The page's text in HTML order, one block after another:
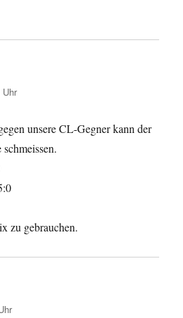
Uhr
unsere CL-Gegner kann der
zu gebrauchen.